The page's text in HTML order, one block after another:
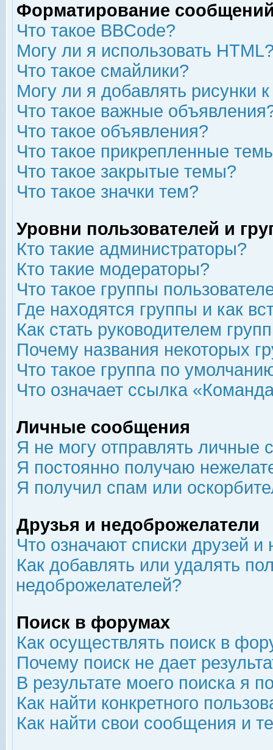
Форматирование
Что такое BBCode?
Могу ли я использовать
Что такое смайлики?
Могу ли я добавлять рисунки
Что такое важные
Что такое объявления?
Что такое прикрепленные
Что такое закрытые темы?
Что такое значки тем?
Уровни пользователей и
Кто такие администраторы?
Кто такие модераторы?
Что такое группы
Где находятся группы и как
Как стать руководителем
Почему названия некоторых
Что такое группа по
Что означает ссылка
Личные сообщения
Я не могу отправлять личные
Я постоянно получаю
Я получил спам или
Друзья и недоброжелатели
Что означают списки друзей
Как добавлять или удалять
недоброжелателей?
Поиск в форумах
Как осуществлять поиск в
Почему поиск не дает
В результате моего поиска я
Как найти конкретного
Как найти свои сообщения и